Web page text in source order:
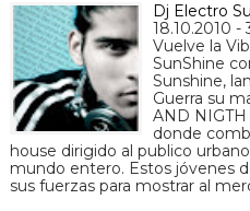
Dj Electro
18.10.2010
Vuelve la
SunShine
Sunshine,
Guerra su
AND NIGTH
donde
house dirigido al publico
mundo entero. Estos jóvenes
sus fuerzas para mostrar al